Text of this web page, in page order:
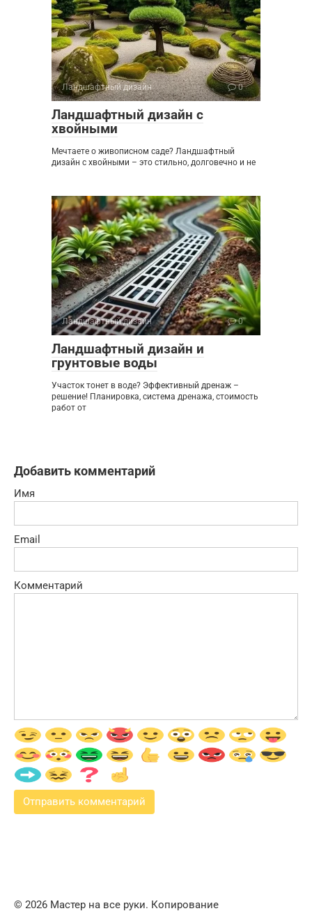
Ландшафтный дизайн 0
Ландшафтный дизайн с
хвойными
Мечтаете о живописном саде? Ландшафтный
дизайн с хвойными – это стильно, долговечно и не
Ландшафтный дизайн 0
Ландшафтный дизайн и
грунтовые воды
Участок тонет в воде? Эффективный дренаж –
решение! Планировка, система дренажа, стоимость
работ от
Добавить комментарий
Имя
Email
Комментарий
© 2026 Мастер на все руки. Копирование